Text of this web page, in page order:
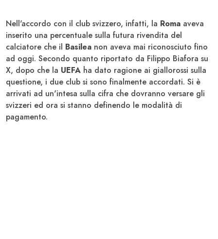
Nell'accordo con il club svizzero, infatti, la Roma aveva
inserito una percentuale sulla futura rivendita del
calciatore che il Basilea non aveva mai riconosciuto fino
ad oggi. Secondo quanto riportato da Filippo Biafora su
X, dopo che la UEFA ha dato ragione ai giallorossi sulla
questione, i due club si sono finalmente accordati. Si è
arrivati ad un'intesa sulla cifra che dovranno versare gli
svizzeri ed ora si stanno definendo le modalità di
pagamento.